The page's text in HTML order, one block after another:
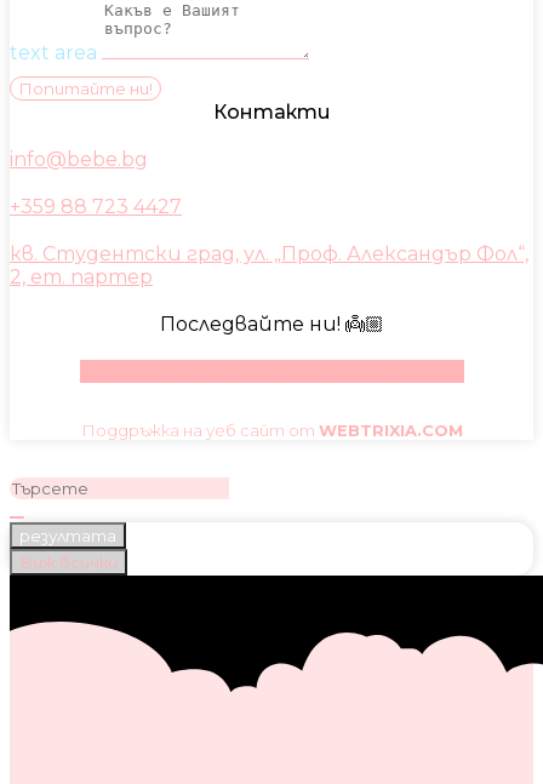
text area
Попитайте ни!
Контакти
info@bebe.bg
+359 88 723 4427
кв. Студентски град, ул. „Проф. Александър Фол“,
2, ет. партер
Последвайте ни! 👼🏼
Поддръжка на уеб сайт от WEBTRIXIA.COM
резултата
Виж всички